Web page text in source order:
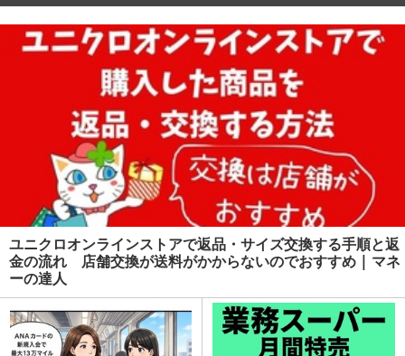
ユニクロオンラインストアで返品・サイズ交換する手順と返
金の流れ 店舗交換が送料がかからないのでおすすめ | マネ
ーの達人